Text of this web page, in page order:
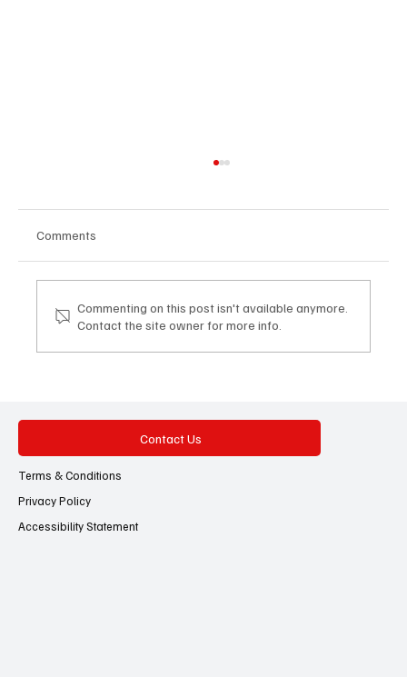
സമയമില്ല’; വിമർശനവുമായി രാജീവ്
ചന്ദ്രശേഖർ!
Comments
Commenting on this post isn't available anymore.
Contact the site owner for more info.
Contact Us
Terms & Conditions
Privacy Policy
Accessibility Statement